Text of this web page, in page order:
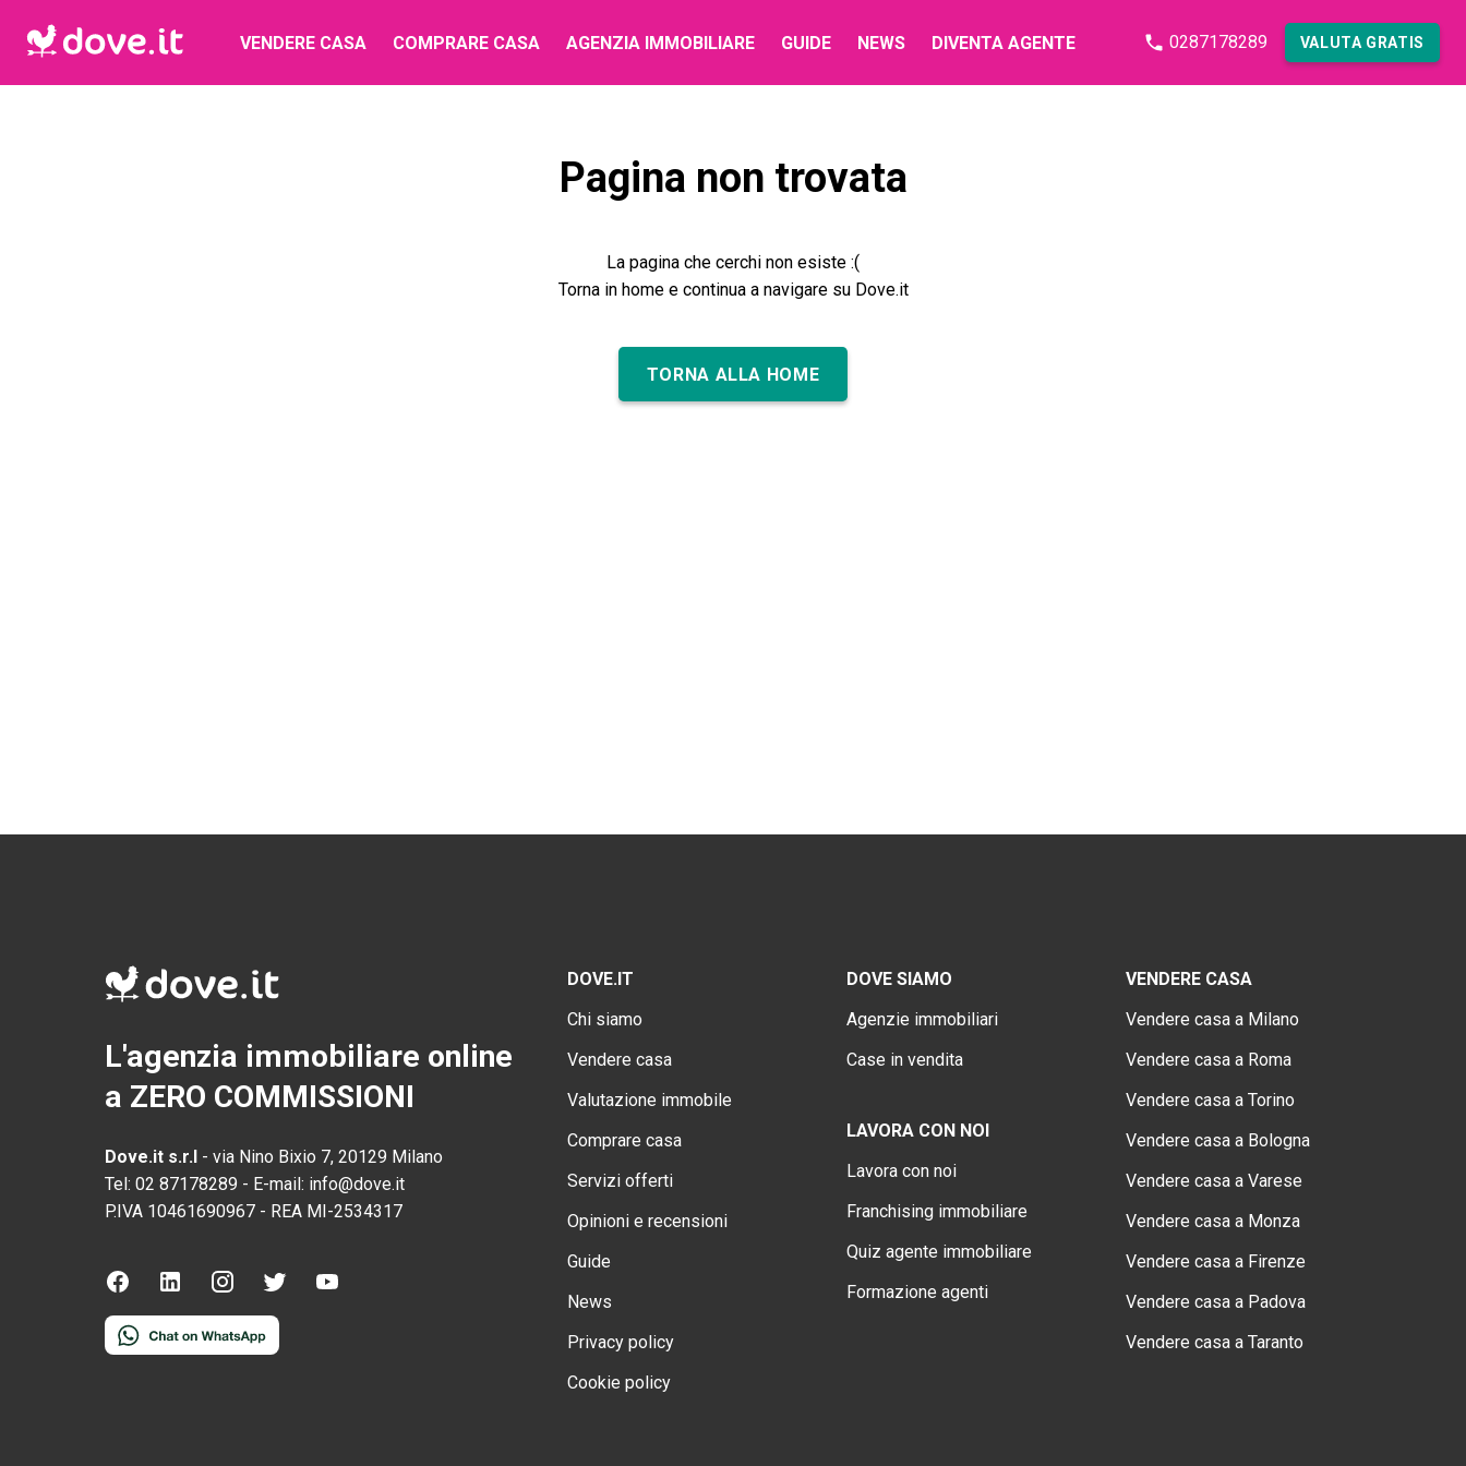
VENDERE CASA COMPRARE CASA AGENZIA IMMOBILIARE GUIDE NEWS DIVENTA AGENTE 0287178289 VALUTA GRATIS
Pagina non trovata
La pagina che cerchi non esiste :(
Torna in home e continua a navigare su Dove.it
TORNA ALLA HOME
L'agenzia immobiliare online
a ZERO COMMISSIONI
Dove.it s.r.l - via Nino Bixio 7, 20129 Milano
Tel: 02 87178289 - E-mail: info@dove.it
P.IVA 10461690967 - REA MI-2534317
DOVE.IT
Chi siamo
Vendere casa
Valutazione immobile
Comprare casa
Servizi offerti
Opinioni e recensioni
Guide
News
Privacy policy
Cookie policy
DOVE SIAMO
Agenzie immobiliari
Case in vendita
LAVORA CON NOI
Lavora con noi
Franchising immobiliare
Quiz agente immobiliare
Formazione agenti
VENDERE CASA
Vendere casa a Milano
Vendere casa a Roma
Vendere casa a Torino
Vendere casa a Bologna
Vendere casa a Varese
Vendere casa a Monza
Vendere casa a Firenze
Vendere casa a Padova
Vendere casa a Taranto